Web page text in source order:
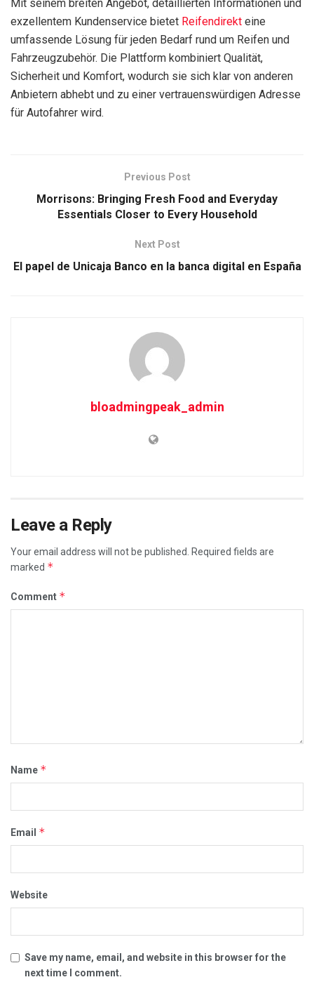
Mit seinem breiten Angebot, detaillierten Informationen und
exzellentem Kundenservice bietet Reifendirekt eine
umfassende Lösung für jeden Bedarf rund um Reifen und
Fahrzeugzubehör. Die Plattform kombiniert Qualität,
Sicherheit und Komfort, wodurch sie sich klar von anderen
Anbietern abhebt und zu einer vertrauenswürdigen Adresse
für Autofahrer wird.
Previous Post
Morrisons: Bringing Fresh Food and Everyday
Essentials Closer to Every Household
Next Post
El papel de Unicaja Banco en la banca digital en España
bloadmingpeak_admin
Leave a Reply
Your email address will not be published. Required fields are
marked *
Comment *
Name *
Email *
Website
Save my name, email, and website in this browser for the
next time I comment.